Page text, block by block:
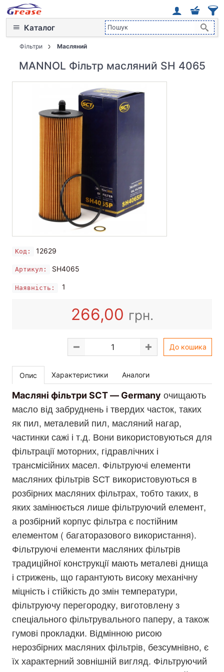
Каталог
Фільтри Масляний
MANNOL Фільтр масляний SH 4065
Код: 12629
Артикул: SH4065
Наявність: 1
266,00 грн.
До кошика
Опис Характеристики Аналоги
Масляні фільтри SCT — Germany очищають
масло від забруднень і твердих часток, таких
як пил, металевий пил, масляний нагар,
частинки сажі і т.д. Вони використовуються для
фільтрації моторних, гідравлічних і
трансмісійних масел. Фільтруючі елементи
масляних фільтрів SСТ використовуються в
розбірних масляних фільтрах, тобто таких, в
яких замінюється лише фільтруючий елемент,
а розбірний корпус фільтра є постійним
елементом ( багаторазового використання).
Фільтруючі елементи масляних фільтрів
традиційної конструкції мають металеві днища
і стрижень, що гарантують високу механічну
міцність і стійкість до змін температури,
фільтруючу перегородку, виготовлену з
спеціального фільтрувального паперу, а також
гумові прокладки. Відмінною рисою
нерозбірних масляних фільтрів, безсумнівно, є
їх характерний зовнішній вигляд. Фільтруючий